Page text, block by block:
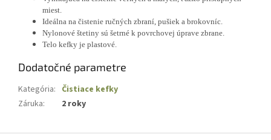
miest.
Ideálna na čistenie ručných zbraní, pušiek a brokovníc.
Nylonové štetiny sú šetrné k povrchovej úprave zbrane.
Telo kefky je plastové.
Dodatočné parametre
Kategória: Čistiace kefky
Záruka: 2 roky